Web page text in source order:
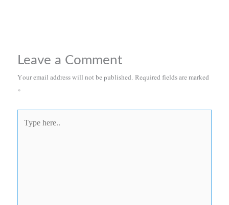
Leave a Comment
Your email address will not be published.Required fields are marked
*
here..